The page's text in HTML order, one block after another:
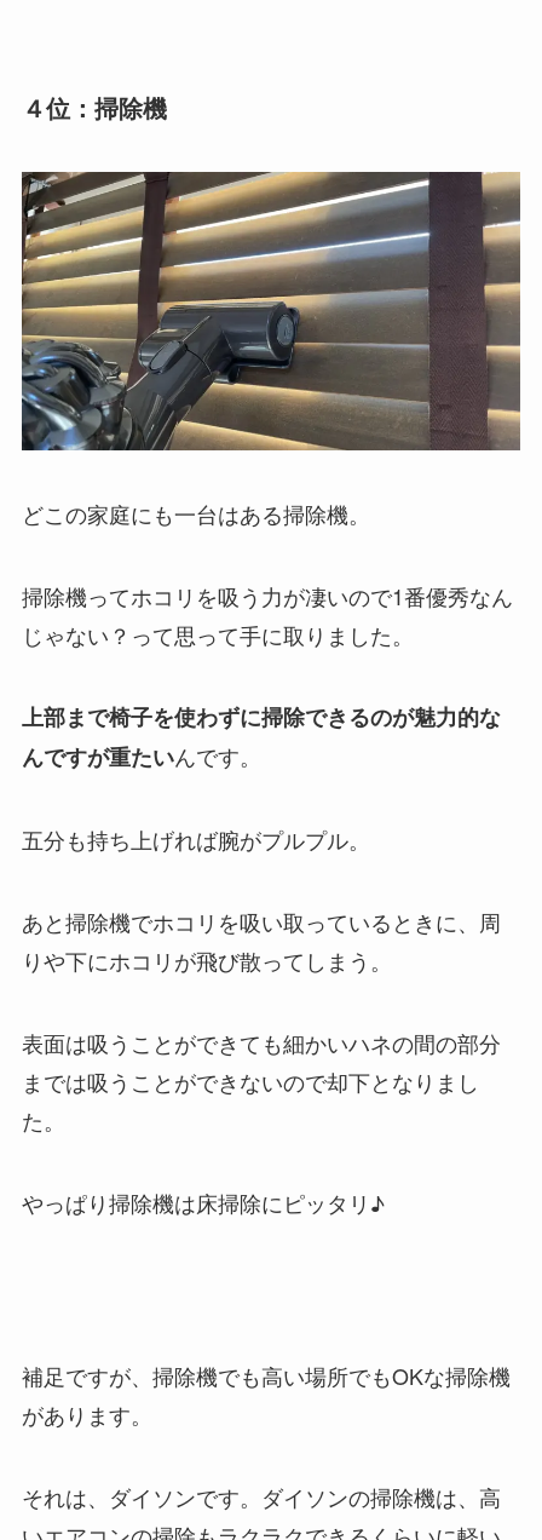
４位：掃除機
どこの家庭にも一台はある掃除機。
掃除機ってホコリを吸う力が凄いので1番優秀なん
じゃない？って思って手に取りました。
上部まで椅子を使わずに掃除できるのが魅力的な
んですが重たいんです。
五分も持ち上げれば腕がプルプル。
あと掃除機でホコリを吸い取っているときに、周
りや下にホコリが飛び散ってしまう。
表面は吸うことができても細かいハネの間の部分
までは吸うことができないので却下となりまし
た。
やっぱり掃除機は床掃除にピッタリ♪
補足ですが、掃除機でも高い場所でもOKな掃除機
があります。
それは、ダイソンです。ダイソンの掃除機は、高